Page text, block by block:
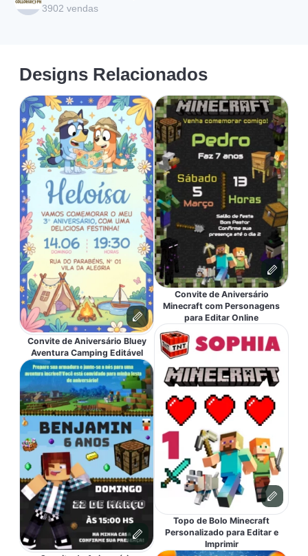
3902 vendas
Designs Relacionados
Convite de Aniversário Bluey
Aventura Camping Editável
Convite de Aniversário
Minecraft com Personagens
para Editar Online
Topo de Bolo Minecraft
Personalizado para Editar e
Imprimir